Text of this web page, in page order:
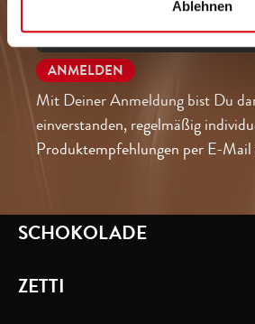
Ablehnen
Mit Deiner Anmeldung bist Du
einverstanden, regelmäßig
Produktempfehlungen per E-Mail
SCHOKOLADE
ZETTI